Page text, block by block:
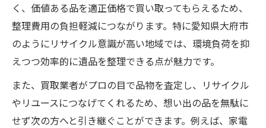
く、価値ある品を適正価格で買い取ってもらえるため、
整理費用の負担軽減につながります。特に愛知県大府市
のようにリサイクル意識が高い地域では、環境負荷を抑
えつつ効率的に遺品を整理できる点が魅力です。
また、買取業者がプロの目で品物を査定し、リサイクル
やリユースにつなげてくれるため、想い出の品を無駄に
せず次の方へと引き継ぐことができます。例えば、家電